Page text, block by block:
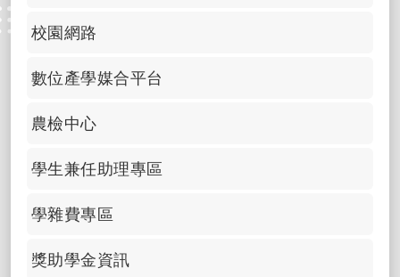
校園網路
數位產學媒合平台
農檢中心
學生兼任助理專區
學雜費專區
獎助學金資訊